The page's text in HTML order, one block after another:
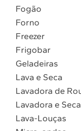
9º Lava Seca
Fogão
Forno
Freezer
Frigobar
Geladeiras
Lava e Seca
Lavadora de
Lavadora e
Lava-Louças